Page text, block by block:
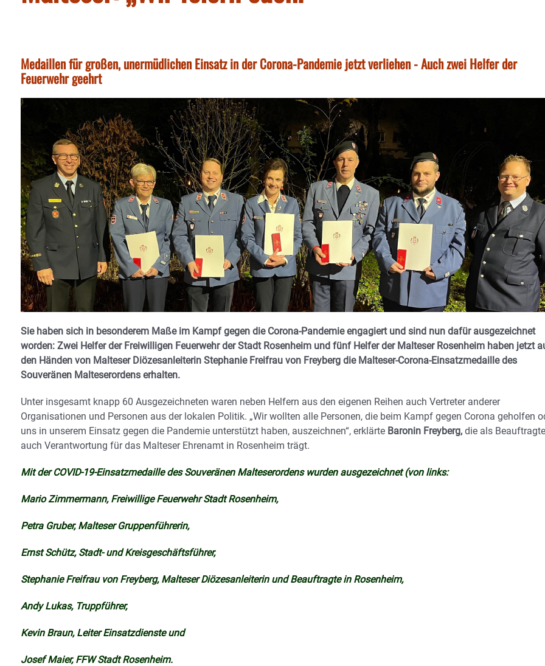
Medaillen für großen, unermüdlichen Einsatz in der Corona-Pandemie jetzt verliehen - Auch zwei Helfer der
Feuerwehr geehrt
Sie haben sich in besonderem Maße im Kampf gegen die Corona-Pandemie engagiert und sind nun dafür ausgezeichnet
worden: Zwei Helfer der Freiwilligen Feuerwehr der Stadt Rosenheim und fünf Helfer der Malteser Rosenheim haben jetzt
den Händen von Malteser Diözesanleiterin Stephanie Freifrau von Freyberg die Malteser-Corona-Einsatzmedaille des
Souveränen Malteserordens erhalten.
Unter insgesamt knapp 60 Ausgezeichneten waren neben Helfern aus den eigenen Reihen auch Vertreter anderer
Organisationen und Personen aus der lokalen Politik. „Wir wollten alle Personen, die beim Kampf gegen Corona geholfen
uns in unserem Einsatz gegen die Pandemie unterstützt haben, auszeichnen“, erklärte Baronin Freyberg, die als Beauftragte
auch Verantwortung für das Malteser Ehrenamt in Rosenheim trägt.
Mit der COVID-19-Einsatzmedaille des Souveränen Malteserordens wurden ausgezeichnet (von links:
Mario Zimmermann, Freiwillige Feuerwehr Stadt Rosenheim,
Petra Gruber, Malteser Gruppenführerin,
Ernst Schütz, Stadt- und Kreisgeschäftsführer,
Stephanie Freifrau von Freyberg, Malteser Diözesanleiterin und Beauftragte in Rosenheim,
Andy Lukas, Truppführer,
Kevin Braun, Leiter Einsatzdienste und
Josef Maier, FFW Stadt Rosenheim.